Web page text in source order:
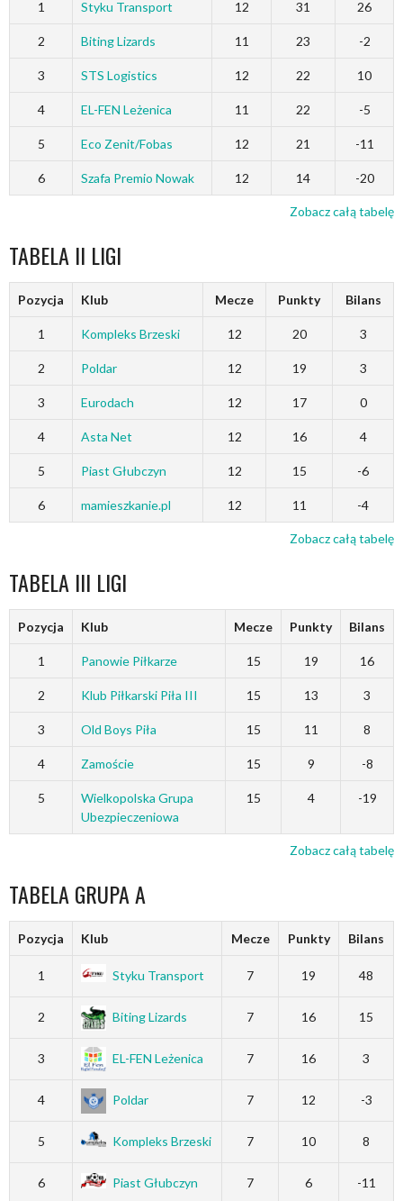
1 Styku Transport 12 31 26
2 Biting Lizards 11 23 -2
3 STS Logistics 12 22 10
4 EL-FEN Leżenica 11 22 -5
5 Eco Zenit/Fobas 12 21 -11
6 Szafa Premio Nowak 12 14 -20
Zobacz całą tabelę
TABELA II LIGI
Pozycja Klub Mecze Punkty Bilans
1 Kompleks Brzeski 12 20 3
2 Poldar 12 19 3
3 Eurodach 12 17 0
4 Asta Net 12 16 4
5 Piast Głubczyn 12 15 -6
6 mamieszkanie.pl 12 11 -4
Zobacz całą tabelę
TABELA III LIGI
Pozycja Klub Mecze Punkty Bilans
1 Panowie Piłkarze 15 19 16
2 Klub Piłkarski Piła III 15 13 3
3 Old Boys Piła 15 11 8
4 Zamoście 15 9 -8
5
Wielkopolska Grupa
Ubezpieczeniowa
15 4 -19
Zobacz całą tabelę
TABELA GRUPA A
Pozycja Klub Mecze Punkty Bilans
1 Styku Transport 7 19 48
2 Biting Lizards 7 16 15
3 EL-FEN Leżenica 7 16 3
4 Poldar 7 12 -3
5 Kompleks Brzeski 7 10 8
6 Piast Głubczyn 7 6 -11